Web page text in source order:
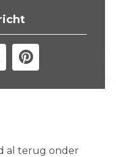
al terug onder